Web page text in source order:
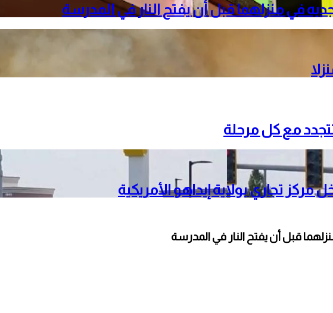
في منزلهما قبل أن يفتح النار في المدرسة
مع كل مرحلة
قبل أن يفتح النار في المدرسة